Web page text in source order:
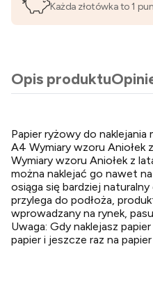
Każda złotówka to 1
Opis produktu
Papier ryżowy do
A4 Wymiary wzoru Aniołek
Wymiary wzoru Aniołek z
można naklejać go nawet
osiąga się bardziej
przylega do podłoża,
wprowadzany na rynek,
Uwaga: Gdy naklejasz
papier i jeszcze raz na papier